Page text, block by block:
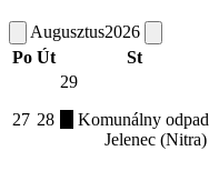
Augusztus2026
Po Út St
27 28
29
Komunálny odpad
Jelenec (Nitra)